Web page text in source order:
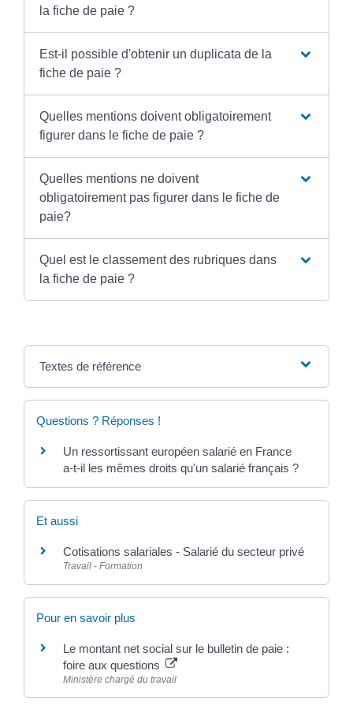
la fiche de paie ?
Est-il possible d'obtenir un duplicata de la
fiche de paie ?
Quelles mentions doivent obligatoirement
figurer dans le fiche de paie ?
Quelles mentions ne doivent
obligatoirement pas figurer dans le fiche de
paie?
Quel est le classement des rubriques dans
la fiche de paie ?
Textes de référence
Questions ? Réponses !
Un ressortissant européen salarié en France
a-t-il les mêmes droits qu'un salarié français ?
Et aussi
Cotisations salariales - Salarié du secteur privé
Travail - Formation
Pour en savoir plus
Le montant net social sur le bulletin de paie :
foire aux questions
Ministère chargé du travail